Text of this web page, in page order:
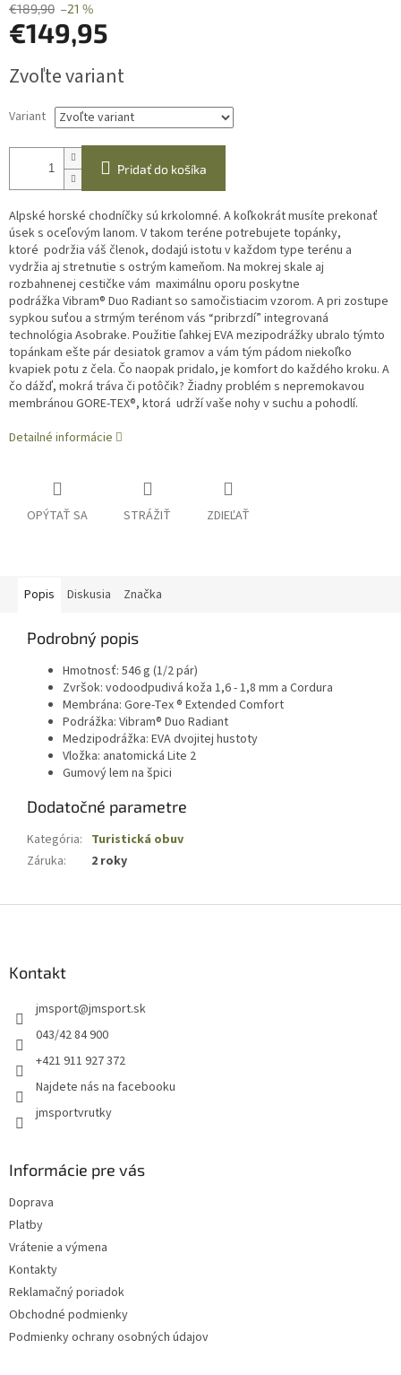
€189,90 –21 %
€149,95
cena:
Zvoľte variant
Variant
Pridať do košíka
Alpské horské chodníčky sú krkolomné. A koľkokrát musíte prekonať
úsek s oceľovým lanom. V takom teréne potrebujete topánky,
ktoré podržia váš členok, dodajú istotu v každom type terénu a
vydržia aj stretnutie s ostrým kameňom. Na mokrej skale aj
rozbahnenej cestičke vám maximálnu oporu poskytne
podrážka Vibram® Duo Radiant so samočistiacim vzorom. A pri zostupe
sypkou suťou a strmým terénom vás “pribrzdí” integrovaná
technológia Asobrake. Použitie ľahkej EVA mezipodrážky ubralo týmto
topánkam ešte pár desiatok gramov a vám tým pádom niekoľko
kvapiek potu z čela. Čo naopak pridalo, je komfort do každého kroku. A
čo dážď, mokrá tráva či potôčik? Žiadny problém s nepremokavou
membránou GORE-TEX®, ktorá udrží vaše nohy v suchu a pohodlí.
Detailné informácie
OPÝTAŤ SA STRÁŽIŤ ZDIEĽAŤ
Popis Diskusia Značka
Podrobný popis
Hmotnosť: 546 g (1/2 pár)
Zvršok: vodoodpudivá koža 1,6 - 1,8 mm a Cordura
Membrána: Gore-Tex ® Extended Comfort
Podrážka: Vibram® Duo Radiant
Medzipodrážka: EVA dvojitej hustoty
Vložka: anatomická Lite 2
Gumový lem na špici
Dodatočné parametre
Kategória: Turistická obuv
Záruka: 2 roky
Kontakt
jmsport@jmsport.sk
043/42 84 900
+421 911 927 372
Najdete nás na facebooku
jmsportvrutky
Informácie pre vás
Doprava
Platby
Vrátenie a výmena
Kontakty
Reklamačný poriadok
Obchodné podmienky
Podmienky ochrany osobných údajov